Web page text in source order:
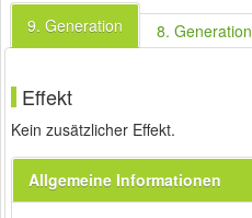
9. Generation 8. Generation
Effekt
Kein zusätzlicher Effekt.
Allgemeine Informationen